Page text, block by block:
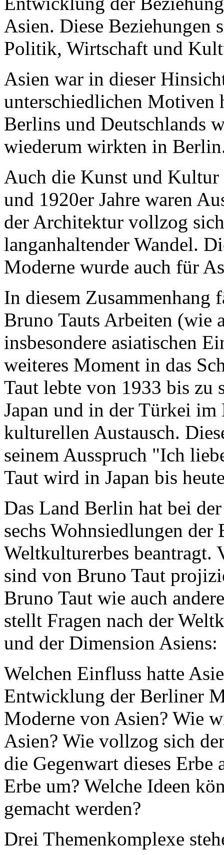
Asien. Diese
Politik, Wirtschaft und
Asien war in dieser
unterschiedlichen Motiven
Berlins und Deutschlands
wiederum wirkten in
Auch die Kunst und Kultur
und 1920er Jahre waren
der Architektur vollzog
langanhaltender Wandel.
Moderne wurde auch für
In diesem Zusammenhang
Bruno Tauts Arbeiten (wie
insbesondere asiatischen
weiteres Moment in das
Taut lebte von 1933 bis zu
Japan und in der Türkei
kulturellen Austausch.
seinem Ausspruch "Ich
Taut wird in Japan bis
Das Land Berlin hat bei
sechs Wohnsiedlungen
Weltkulturerbes beantragt.
sind von Bruno Taut
Bruno Taut wie auch
stellt Fragen nach der
und der Dimension Asiens:
Welchen Einfluss hatte
Entwicklung der Berliner
Moderne von Asien? Wie
Asien? Wie vollzog sich
die Gegenwart dieses
Erbe um? Welche Ideen
gemacht werden?
Drei Themenkomplexe